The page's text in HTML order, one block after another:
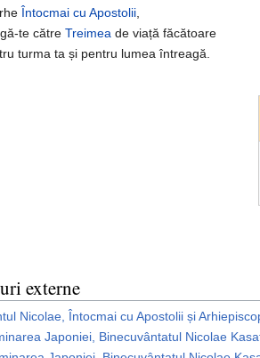
Întocmai cu Apostolii
te cătreTreimea de viață făcătoare
turma ta și pentru lumea întreagă.
externe
Nicolae, Întocmai cu Apostolii și
Japoniei, Binecuvântatul Nicolae